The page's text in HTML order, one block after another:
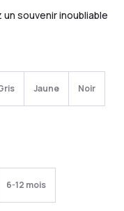
souvenir inoubliable
Jaune Noir
6-12 mois